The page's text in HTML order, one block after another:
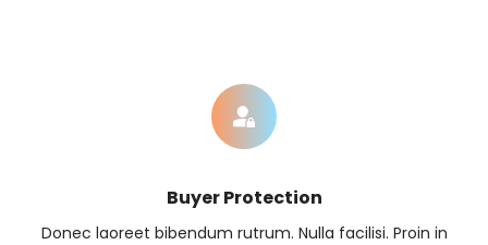
Buyer Protection
Donec laoreet bibendum rutrum. Nulla facilisi. Proin in